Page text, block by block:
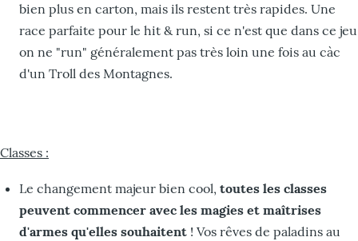
bien plus en carton, mais ils restent très rapides. Une
race parfaite pour le hit & run, si ce n'est que dans ce jeu
on ne "run" généralement pas très loin une fois au càc
d'un Troll des Montagnes.
Classes :
Le changement majeur bien cool, toutes les classes
peuvent commencer avec les magies et maîtrises
d'armes qu'elles souhaitent ! Vos rêves de paladins au